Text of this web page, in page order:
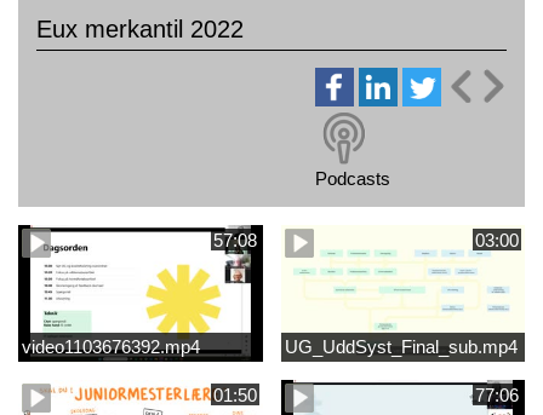
Eux merkantil 2022
Podcasts
57:08
video1103676392.mp4
03:00
UG_UddSyst_Final_sub.mp4
01:50 77:06